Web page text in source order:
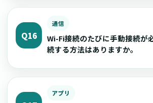
Q16
通信
Wi-Fi接続のたびに手動接続が
続する方法はありますか。
アプリ